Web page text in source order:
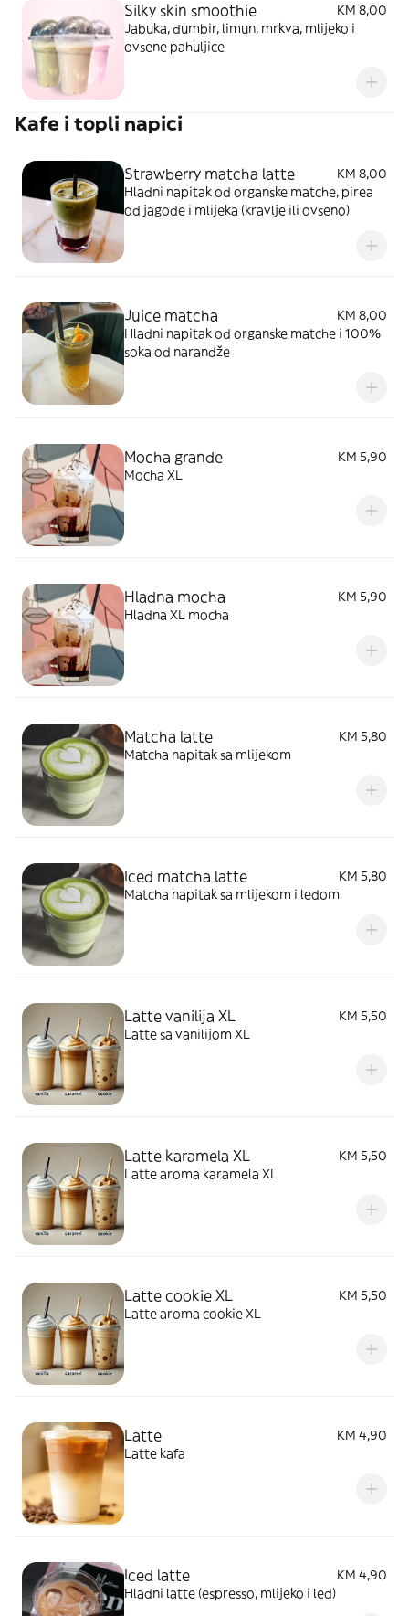
Silky skin smoothie
KM 8,00
Jabuka, đumbir, limun, mrkva, mlijeko i
ovsene pahuljice
Kafe i topli napici
Strawberry matcha latte
KM 8,00
Hladni napitak od organske matche, pirea
od jagode i mlijeka (kravlje ili ovseno)
Juice matcha
KM 8,00
Hladni napitak od organske matche i 100%
soka od narandže
Mocha grande
KM 5,90
Mocha XL
Hladna mocha
KM 5,90
Hladna XL mocha
Matcha latte
KM 5,80
Matcha napitak sa mlijekom
Iced matcha latte
KM 5,80
Matcha napitak sa mlijekom i ledom
Latte vanilija XL
KM 5,50
Latte sa vanilijom XL
Latte karamela XL
KM 5,50
Latte aroma karamela XL
Latte cookie XL
KM 5,50
Latte aroma cookie XL
Latte
KM 4,90
Latte kafa
Iced latte
KM 4,90
Hladni latte (espresso, mlijeko i led)